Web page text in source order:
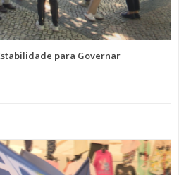
para Governar